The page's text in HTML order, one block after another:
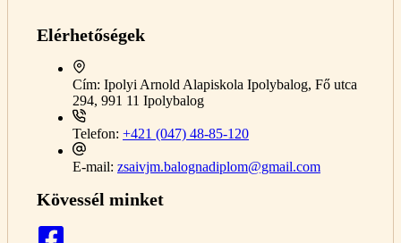
Elérhetőségek
Cím: Ipolyi Arnold Alapiskola Ipolybalog, Fő utca
294, 991 11 Ipolybalog
Telefon: +421 (047) 48-85-120
E-mail: zsaivjm.balognadiplom@gmail.com
Kövessél minket